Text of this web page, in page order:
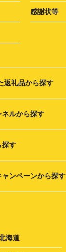
感謝状等
返礼品から探す
ルから探す
探す
ンペーンから探す
海道